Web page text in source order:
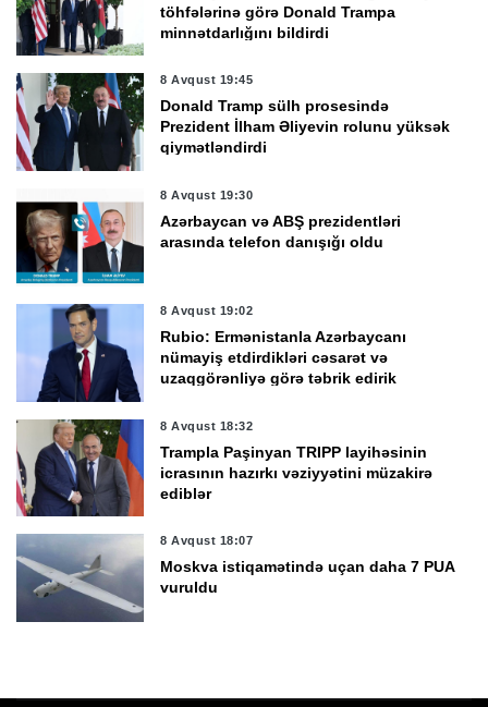
töhfələrinə görə Donald Trampa
minnətdarlığını bildirdi
8 Avqust 19:45
Donald Tramp sülh prosesində
Prezident İlham Əliyevin rolunu yüksək
qiymətləndirdi
8 Avqust 19:30
Azərbaycan və ABŞ prezidentləri
arasında telefon danışığı oldu
8 Avqust 19:02
Rubio: Ermənistanla Azərbaycanı
nümayiş etdirdikləri cəsarət və
uzaqgörənliyə görə təbrik edirik
8 Avqust 18:32
Trampla Paşinyan TRIPP layihəsinin
icrasının hazırkı vəziyyətini müzakirə
ediblər
8 Avqust 18:07
Moskva istiqamətində uçan daha 7 PUA
vuruldu
narkotik vasitə aşkarlandı -VİDEO